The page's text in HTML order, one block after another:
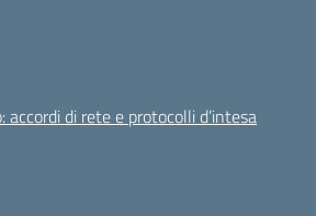
di rete e protocolli d’intesa